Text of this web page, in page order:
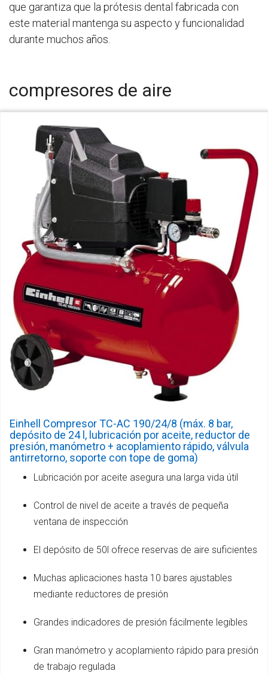
que garantiza que la prótesis dental fabricada con
este material mantenga su aspecto y funcionalidad
durante muchos años.
compresores de aire
Einhell Compresor TC-AC 190/24/8 (máx. 8 bar,
depósito de 24 l, lubricación por aceite, reductor de
presión, manómetro + acoplamiento rápido, válvula
antirretorno, soporte con tope de goma)
Lubricación por aceite asegura una larga vida útil
Control de nivel de aceite a través de pequeña
ventana de inspección
El depósito de 50l ofrece reservas de aire suficientes
Muchas aplicaciones hasta 10 bares ajustables
mediante reductores de presión
Grandes indicadores de presión fácilmente legibles
Gran manómetro y acoplamiento rápido para presión
de trabajo regulada